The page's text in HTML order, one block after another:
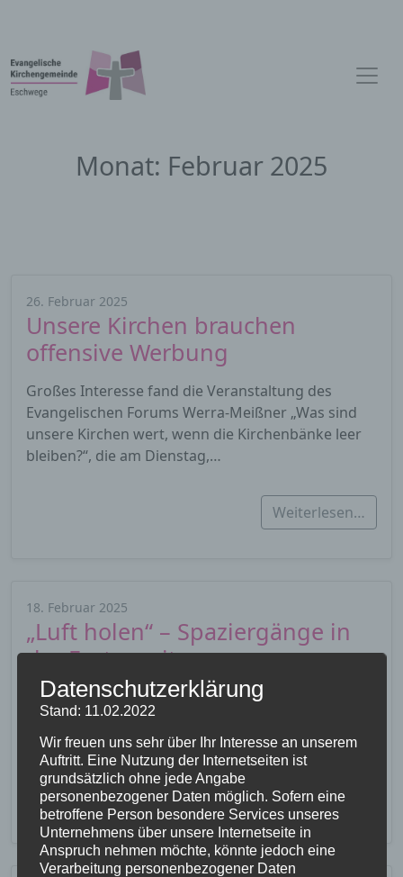
Monat: Februar 2025
26. Februar 2025
Unsere Kirchen brauchen
offensive Werbung
Großes Interesse fand die Veranstaltung des
Evangelischen Forums Werra-Meißner „Was sind
unsere Kirchen wert, wenn die Kirchenbänke leer
bleiben?“, die am Dienstag,…
Weiterlesen…
18. Februar 2025
„Luft holen“ – Spaziergänge in
der Fastenzeit
In den 7 Wochen vor Ostern lädt Pfarrerin Repp-
Jost ein zu Spaziergängen rund um den
Leuchtberg, jeweils montags von 10.00 – 11.00…
Weiterlesen…
Datenschutzerklärung
Stand: 11.02.2022
Wir freuen uns sehr über Ihr Interesse an unserem
Auftritt. Eine Nutzung der Internetseiten ist
grundsätzlich ohne jede Angabe
personenbezogener Daten möglich. Sofern eine
betroffene Person besondere Services unseres
Unternehmens über unsere Internetseite in
Anspruch nehmen möchte, könnte jedoch eine
Verarbeitung personenbezogener Daten